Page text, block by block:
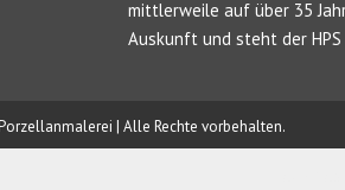
mittlerweile auf über 35
Auskunft und steht der
| Alle Rechte vorbehalten.